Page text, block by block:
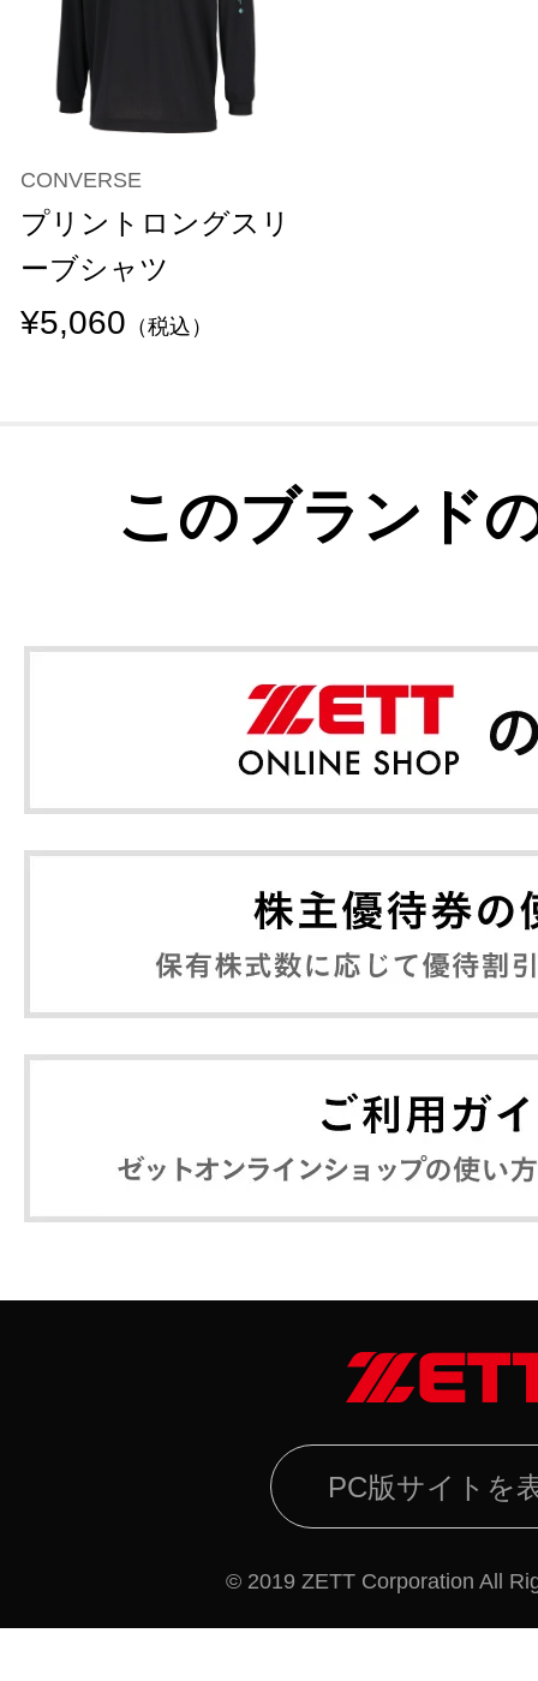
CONVERSE
プリントロングスリ
ーブシャツ
¥5,060 （税込）
このブランド
PC版サイトを
© 2019 ZETT Corporation All